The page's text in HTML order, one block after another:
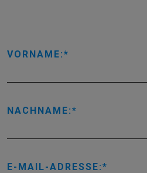
VORNAME:
NACHNAME:
E-MAIL-ADRESSE: